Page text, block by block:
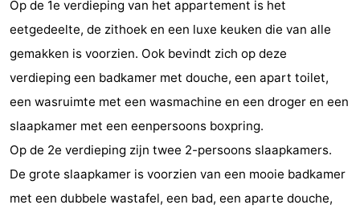
Bergen
De
Woudhoeve
-
Duinpark
Egmond
-
Duynvallei
-
Koningshof
-
Kustpark
Egmond
-
Molengroet
-
Op de 1e verdieping van het appartement is het
eetgedeelte, de zithoek en een luxe keuken die van alle
gemakken is voorzien. Ook bevindt zich op deze
verdieping een badkamer met douche, een apart toilet,
een wasruimte met een wasmachine en een droger en een
slaapkamer met een eenpersoons boxpring.
Op de 2e verdieping zijn twee 2-persoons slaapkamers.
De grote slaapkamer is voorzien van een mooie badkamer
met een dubbele wastafel, een bad, een aparte douche,